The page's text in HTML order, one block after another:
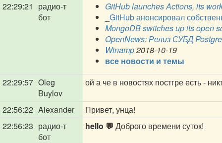
22:29:21
радио-т
бот
GitHub launches Actions, its
GitHub анонсировал
MongoDB switches up its open
OpenNews: Релиз СУБД
Winamp2018-10-19
все новости и темы
22:29:57 Oleg
Buylov
ой а че в новостях постгре есть -
22:56:22 Alexander
Привет, унца!
22:56:23 радио-т
бот
hello 💬 Доброго времени суток!